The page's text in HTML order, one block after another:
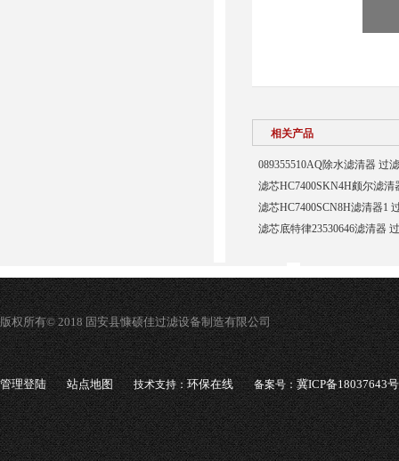
相关产品
089355510AQ除水滤清器 过
滤芯HC7400SKN4H颇尔滤清
滤芯HC7400SCN8H滤清器1
滤芯底特律23530646滤清器
版权所有© 2018 固安县慷硕佳过滤设备制造有限公司
管理登陆 站点地图 技术支持：环保在线 备案号：冀ICP备18037643